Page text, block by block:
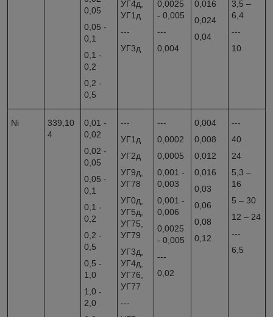
0,05
0,05 -
0,1
0,1 -
0,2
0,2 -
0,5
УГ4д,
УГ1д
---
УГ3д
0,0025
- 0,005
---
0,004
0,016
0,024
0,04
3,5 –
6,4
---
10
Ni
339,10
4
0,01 -
0,02
0,02 -
0,05
0,05 -
0,1
0,1 -
0,2
0,2 -
0,5
0,5 -
1,0
1,0 -
2,0
---
УГ1д
УГ2д
УГ9д,
УГ78
УГ0д,
УГ5д,
УГ75,
УГ79
УГ3д,
УГ4д,
УГ76,
УГ77
---
---
0,0002
0,0005
0,001 -
0,003
0,001 -
0,006
0,0025
- 0,005
---
0,02
0,004
0,008
0,012
0,016
0,03
0,06
0,08
0,12
---
40
24
5,3 –
16
5 – 30
12 – 24
---
6,5